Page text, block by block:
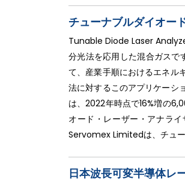
チューナブルダイオー
Tunable Diode Laser
分光法を応用した混合ガスで
て、産業手順におけるエネル
法に対するこのアプリケーシ
は、2022年時点で16%増の
オード・レーザー・アナラ
Servomex Limitedは、チュー
日本波長可変半導体レ